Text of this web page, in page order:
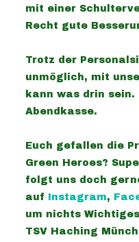
mit einer
Recht gute
Trotz der
unmöglich, mit
kann was drin sein.
Abendkasse.
Euch gefallen die
Green Heroes?
folgt uns doch
auf Instagram,
um nichts
TSV Haching